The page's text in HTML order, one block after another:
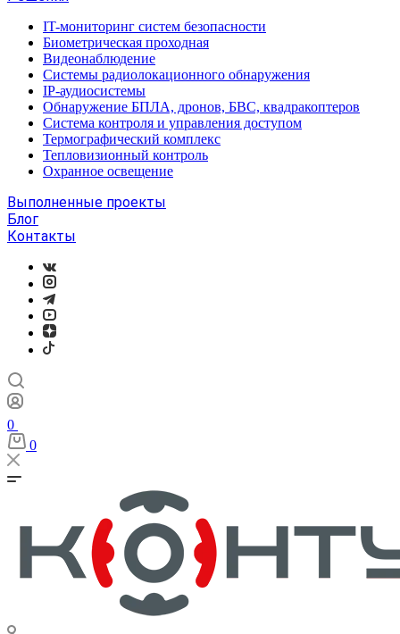
IT-мониторинг систем безопасности
Биометрическая проходная
Видеонаблюдение
Системы радиолокационного обнаружения
IP-аудиосистемы
Обнаружение БПЛА, дронов, БВС, квадракоптеров
Система контроля и управления доступом
Термографический комплекс
Тепловизионный контроль
Охранное освещение
Выполненные проекты
Блог
Контакты
0
0